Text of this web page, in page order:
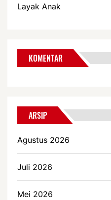
Layak Anak
KOMENTAR
ARSIP
Agustus 2026
Juli 2026
Mei 2026